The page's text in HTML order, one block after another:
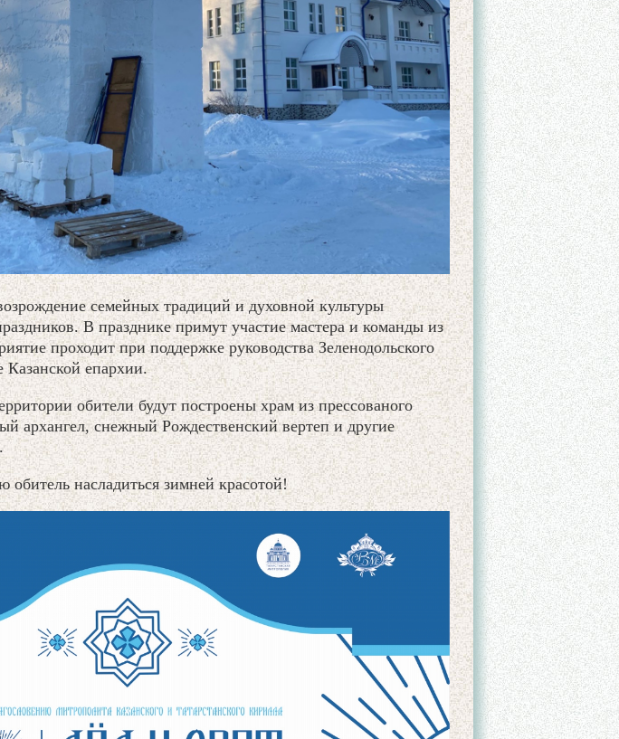
семейных традиций и духовной культуры
В празднике примут участие мастера и команды из
проходит при поддержке руководства Зеленодольского
Казанской епархии.
обители будут построены храм из прессованого
архангел, снежный Рождественский вертеп и другие
обитель насладиться зимней красотой!